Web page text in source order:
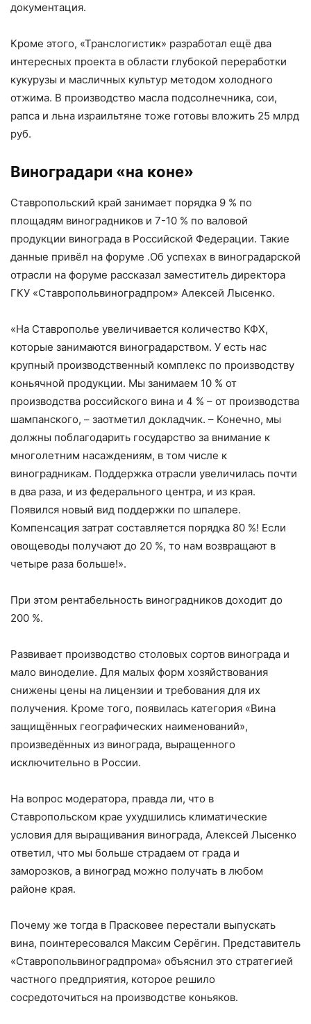
документация.
Кроме этого, «Транслогистик» разработал ещё два
интересных проекта в области глубокой переработки
кукурузы и масличных культур методом холодного
отжима. В производство масла подсолнечника, сои,
рапса и льна израильтяне тоже готовы вложить 25 млрд
руб.
Виноградари «на коне»
Ставропольский край занимает порядка 9 % по
площадям виноградников и 7-10 % по валовой
продукции винограда в Российской Федерации. Такие
данные привёл на форуме .Об успехах в виноградарской
отрасли на форуме рассказал заместитель директора
ГКУ «Ставропольвиноградпром» Алексей Лысенко.
«На Ставрополье увеличивается количество КФХ,
которые занимаются виноградарством. У есть нас
крупный производственный комплекс по производству
коньячной продукции. Мы занимаем 10 % от
производства российского вина и 4 % – от производства
шампанского, – заотметил докладчик. – Конечно, мы
должны поблагодарить государство за внимание к
многолетним насаждениям, в том числе к
виноградникам. Поддержка отрасли увеличилась почти
в два раза, и из федерального центра, и из края.
Появился новый вид поддержки по шпалере.
Компенсация затрат составляется порядка 80 %! Если
овощеводы получают до 20 %, то нам возвращают в
четыре раза больше!».
При этом рентабельность виноградников доходит до
200 %.
Развивает производство столовых сортов винограда и
мало виноделие. Для малых форм хозяйствования
снижены цены на лицензии и требования для их
получения. Кроме того, появилась категория «Вина
защищённых географических наименований»,
произведённых из винограда, выращенного
исключительно в России.
На вопрос модератора, правда ли, что в
Ставропольском крае ухудшились климатические
условия для выращивания винограда, Алексей Лысенко
ответил, что мы больше страдаем от града и
заморозков, а виноград можно получать в любом
районе края.
Почему же тогда в Прасковее перестали выпускать
вина, поинтересовался Максим Серёгин. Представитель
«Ставропольвиноградпрома» объяснил это стратегией
частного предприятия, которое решило
сосредоточиться на производстве коньяков.